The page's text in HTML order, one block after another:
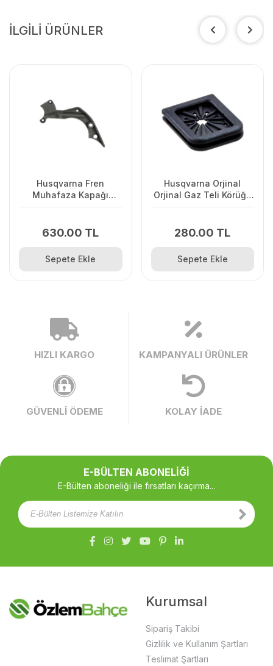
İLGİLİ ÜRÜNLER
Husqvarna Fren
Muhafaza Kapağı
630.00 TL
Sepete Ekle
Husqvarna Orjinal
Orjinal Gaz Teli Körüğü
280.00 TL
Sepete Ekle
HIZLI KARGO KAMPANYALI ÜRÜNLER
GÜVENLİ ÖDEME KOLAY İADE
E-BÜLTEN ABONELİĞİ
E-Bülten aboneliği ile fırsatları kaçırma...
Kurumsal
Sipariş Takibi
Gizlilik ve Kullanım Şartları
Teslimat Şartları